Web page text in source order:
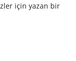
için yazan bir